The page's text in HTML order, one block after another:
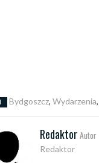
Bydgoszcz, Wydarzenia,
Redaktor Autor
Redaktor